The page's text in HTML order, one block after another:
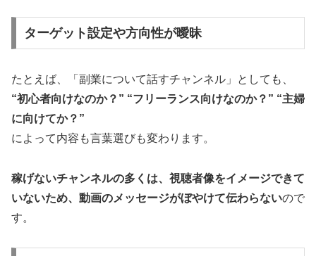
ターゲット設定や方向性が曖昧
たとえば、「副業について話すチャンネル」としても、
“初心者向けなのか？” “フリーランス向けなのか？” “主婦
に向けてか？”
によって内容も言葉選びも変わります。
稼げないチャンネルの多くは、視聴者像をイメージできて
いないため、動画のメッセージがぼやけて伝わらないので
す。